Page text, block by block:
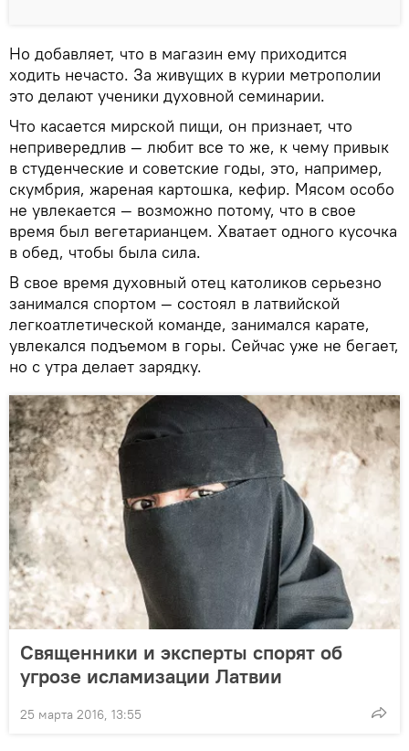
Но добавляет, что в магазин ему приходится
ходить нечасто. За живущих в курии метрополии
это делают ученики духовной семинарии.
Что касается мирской пищи, он признает, что
непривередлив — любит все то же, к чему привык
в студенческие и советские годы, это, например,
скумбрия, жареная картошка, кефир. Мясом особо
не увлекается — возможно потому, что в свое
время был вегетарианцем. Хватает одного кусочка
в обед, чтобы была сила.
В свое время духовный отец католиков серьезно
занимался спортом — состоял в латвийской
легкоатлетической команде, занимался карате,
увлекался подъемом в горы. Сейчас уже не бегает,
но с утра делает зарядку.
Священники и эксперты спорят об
угрозе исламизации Латвии
25 марта 2016, 13:55